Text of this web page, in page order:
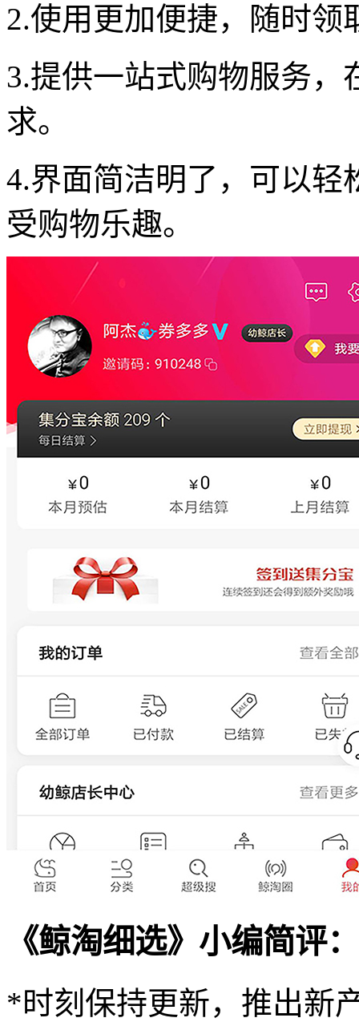
2.使用更加便捷，随时
3.提供一站式购物服务，
求。
4.界面简洁明了，可以轻
受购物乐趣。
《鲸淘细选》小编简评：
*时刻保持更新，推出新